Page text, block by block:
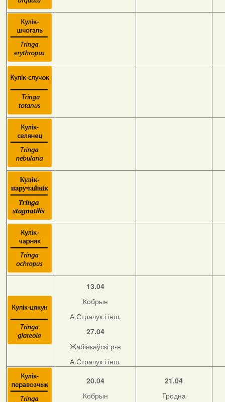
13.04
Кобрын
А.Страчук і інш.
27.04
Жабінкаўскі р-н
А.Страчук і інш.
20.04
Кобрын
21.04
Гродна